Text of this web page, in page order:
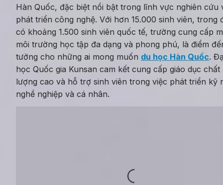
Hàn Quốc, đặc biệt nổi bật trong lĩnh vực nghiên cứu
phát triển công nghệ. Với hơn 15.000 sinh viên, trong
có khoảng 1.500 sinh viên quốc tế, trường cung cấp
môi trường học tập đa dạng và phong phú, là điểm
tưởng cho những ai mong muốn du học Hàn Quốc.
học Quốc gia Kunsan cam kết cung cấp giáo dục chất
lượng cao và hỗ trợ sinh viên trong việc phát triển kỹ
nghề nghiệp và cá nhân.
Loading...